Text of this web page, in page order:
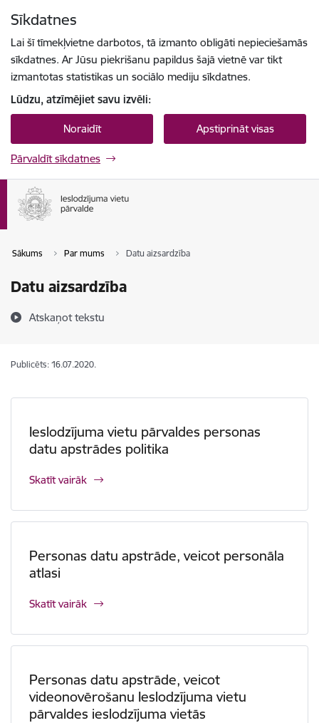
Sīkdatnes
Lai šī tīmekļvietne darbotos, tā izmanto obligāti nepieciešamās
sīkdatnes. Ar Jūsu piekrišanu papildus šajā vietnē var tikt
izmantotas statistikas un sociālo mediju sīkdatnes.
Lūdzu, atzīmējiet savu izvēli:
Noraidīt Apstiprināt visas
Pārvaldīt sīkdatnes
Sākums Par mums Datu aizsardzība
Datu aizsardzība
Atskaņot tekstu
Publicēts: 16.07.2020.
Ieslodzījuma vietu pārvaldes personas
datu apstrādes politika
Skatīt vairāk
Personas datu apstrāde, veicot personāla
atlasi
Skatīt vairāk
Personas datu apstrāde, veicot
videonovērošanu Ieslodzījuma vietu
pārvaldes ieslodzījuma vietās